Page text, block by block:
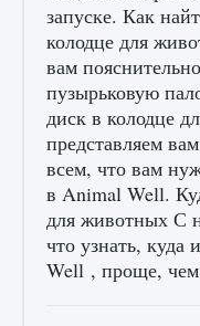
запуске. Как
колодце для
вам
пузырьковую
диск в колодце
представляем
всем, что вам
в Animal Well.
для животных С
что узнать, куда
Well , проще,